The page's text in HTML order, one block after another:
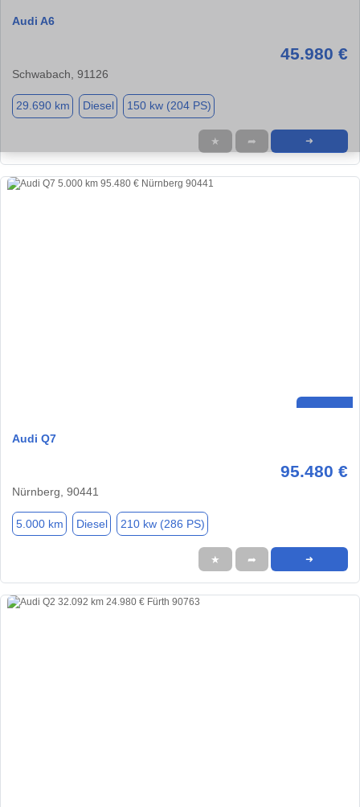
Audi A6
45.980 €
Schwabach, 91126
29.690 km Diesel 150 kw (204 PS)
★ ➦ ➜
Audi Q7
95.480 €
Nürnberg, 90441
5.000 km Diesel 210 kw (286 PS)
★ ➦ ➜